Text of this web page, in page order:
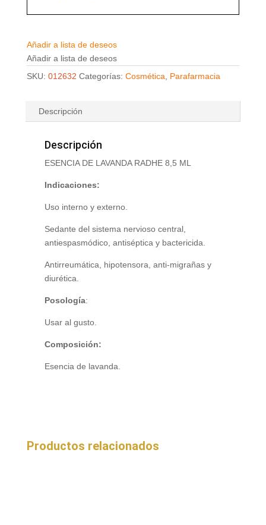
Añadir a lista de deseos
Añadir a lista de deseos
SKU: 012632 Categorías: Cosmética, Parafarmacia
Descripción
Descripción
ESENCIA DE LAVANDA RADHE 8,5 ML
Indicaciones:
Uso interno y externo.
Sedante del sistema nervioso central,
antiespasmódico, antiséptica y bactericida.
Antirreumática, hipotensora, anti-migrañas y
diurética.
Posología:
Usar al gusto.
Composición:
Esencia de lavanda.
Productos relacionados